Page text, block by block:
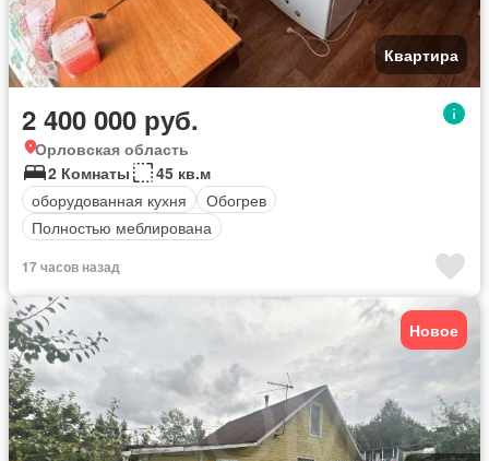
Квартира
2 400 000 руб.
Орловская область
2 Комнаты
45 кв.м
оборудованная кухня
Обогрев
Полностью меблирована
17 часов назад
Новое